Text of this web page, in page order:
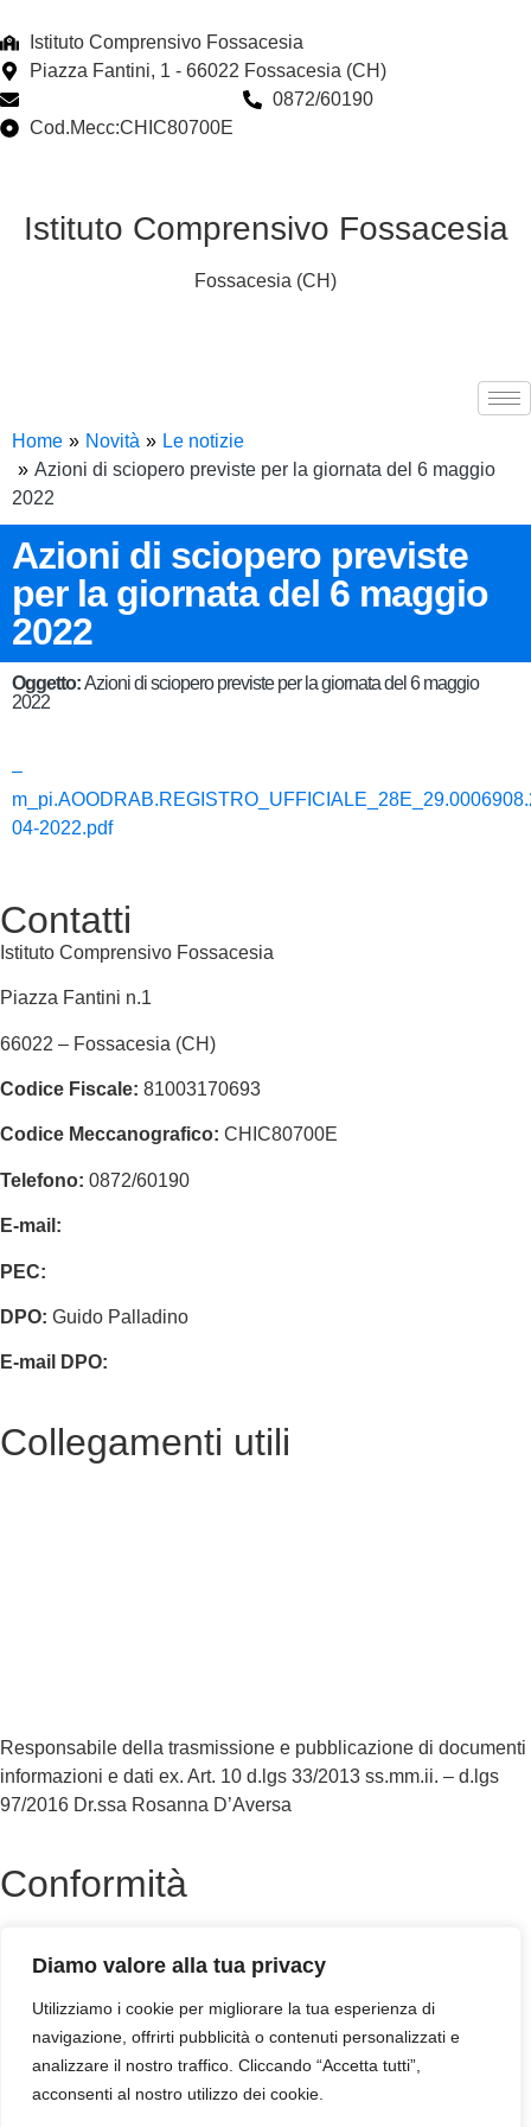
Diamo valore alla tua privacy
Utilizziamo i cookie per migliorare la tua esperienza di
navigazione, offrirti pubblicità o contenuti personalizzati e
analizzare il nostro traffico. Cliccando “Accetta tutti”,
acconsenti al nostro utilizzo dei cookie.
Istituto Comprensivo Fossacesia
Piazza Fantini, 1 - 66022 Fossacesia (CH)
0872/60190
Cod.Mecc:CHIC80700E
Istituto Comprensivo Fossacesia
Fossacesia (CH)
Home Novità
Le notizie
Azioni di sciopero previste per la giornata del 6 maggio
2022
Azioni di sciopero previste
per la giornata del 6 maggio
2022
Oggetto:Azioni di sciopero previste per la giornata del 6 maggio
2022
–
04-2022.pdf
Contatti
Istituto Comprensivo Fossacesia
Piazza Fantini n.1
66022 – Fossacesia (CH)
Codice Fiscale: 81003170693
Codice Meccanografico: CHIC80700E
Telefono: 0872/60190
E-mail:
PEC:
DPO: Guido Palladino
E-mail DPO:
Collegamenti utili
Responsabile della trasmissione e pubblicazione di documenti
informazioni e dati ex. Art. 10 d.lgs 33/2013 ss.mm.ii. – d.lgs
97/2016 Dr.ssa Rosanna D’Aversa
Conformità
Dichiarazione di accessibilità
Note legali